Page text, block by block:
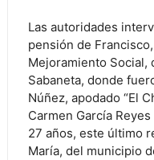
Las autoridades
pensión de
Mejoramiento Social,
Sabaneta, donde
Núñez, apodado “El
Carmen García
27 años, este último
María, del municipio